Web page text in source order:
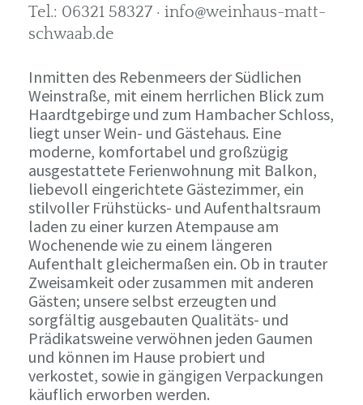
Tel.: 06321 58327 · info@weinhaus-matt-
schwaab.de
Inmitten des Rebenmeers der Südlichen
Weinstraße, mit einem herrlichen Blick zum
Haardtgebirge und zum Hambacher Schloss,
liegt unser Wein- und Gästehaus. Eine
moderne, komfortabel und großzügig
ausgestattete Ferienwohnung mit Balkon,
liebevoll eingerichtete Gästezimmer, ein
stilvoller Frühstücks- und Aufenthaltsraum
laden zu einer kurzen Atempause am
Wochenende wie zu einem längeren
Aufenthalt gleichermaßen ein. Ob in trauter
Zweisamkeit oder zusammen mit anderen
Gästen; unsere selbst erzeugten und
sorgfältig ausgebauten Qualitäts- und
Prädikatsweine verwöhnen jeden Gaumen
und können im Hause probiert und
verkostet, sowie in gängigen Verpackungen
käuflich erworben werden.